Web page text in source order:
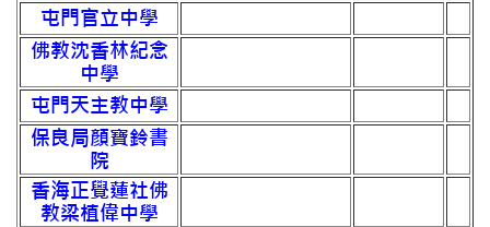
屯門官立中學
佛教沈香林紀念
中學
屯門天主教中學
保良局顏寶鈴書
院
香海正覺蓮社佛
教梁植偉中學